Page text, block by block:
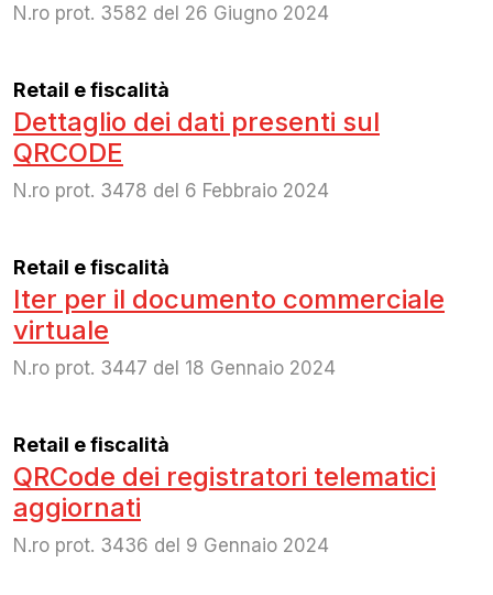
N.ro prot. 3582 del 26 Giugno 2024
Retail e fiscalità
Dettaglio dei dati presenti sul
QRCODE
N.ro prot. 3478 del 6 Febbraio 2024
Retail e fiscalità
Iter per il documento commerciale
virtuale
N.ro prot. 3447 del 18 Gennaio 2024
Retail e fiscalità
QRCode dei registratori telematici
aggiornati
N.ro prot. 3436 del 9 Gennaio 2024